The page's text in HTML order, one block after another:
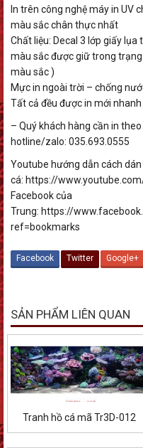
In trên công nghệ máy in UV
màu sắc chân thực nhất
Chất liệu: Decal 3 lớp giấy
màu sắc được giữ trong
màu sắc )
Mực in ngoài trời – chống
Tất cả đều được in mới
– Quý khách hàng cần in
hotline/zalo: 035.693.0555
Youtube hướng dẫn cách
cá: https://
Facebook của
Trung: https://
ref=bookmarks
Facebook Twitter Google+
SẢN PHẨM LIÊN QUAN
Tranh hồ cá mã Tr3D-012